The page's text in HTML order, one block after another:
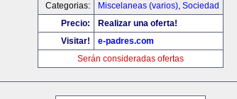
Categorias:
Miscelaneas (varios), Sociedad
Precio:
Realizar una oferta!
Visitar!
e-padres.com
Serán consideradas ofertas